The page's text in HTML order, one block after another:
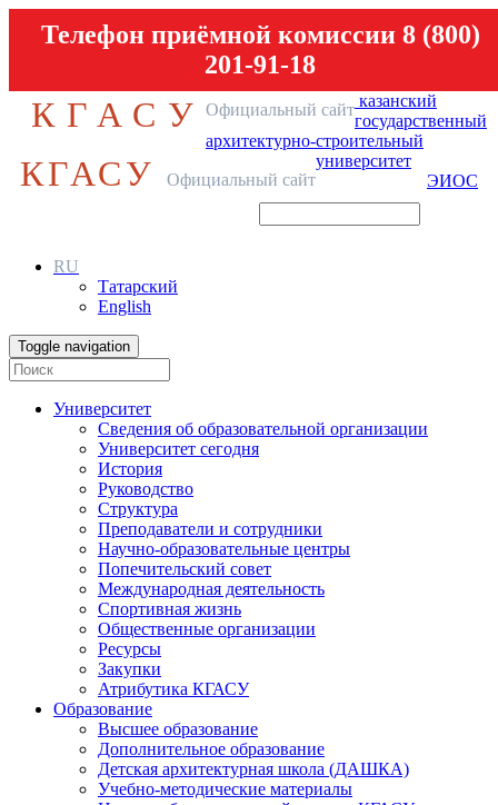
Телефон приёмной комиссии 8 (800)
201-91-18
КГАСУ Официальный сайт казанский
государственный
архитектурно-строительный
университет
КГАСУ Официальный сайт ЭИОС
RU
Татарский
English
Toggle navigation
Университет
Сведения об образовательной организации
Университет сегодня
История
Руководство
Структура
Преподаватели и сотрудники
Научно-образовательные центры
Попечительский совет
Международная деятельность
Спортивная жизнь
Общественные организации
Ресурсы
Закупки
Атрибутика КГАСУ
Образование
Высшее образование
Дополнительное образование
Детская архитектурная школа (ДАШКА)
Учебно-методические материалы